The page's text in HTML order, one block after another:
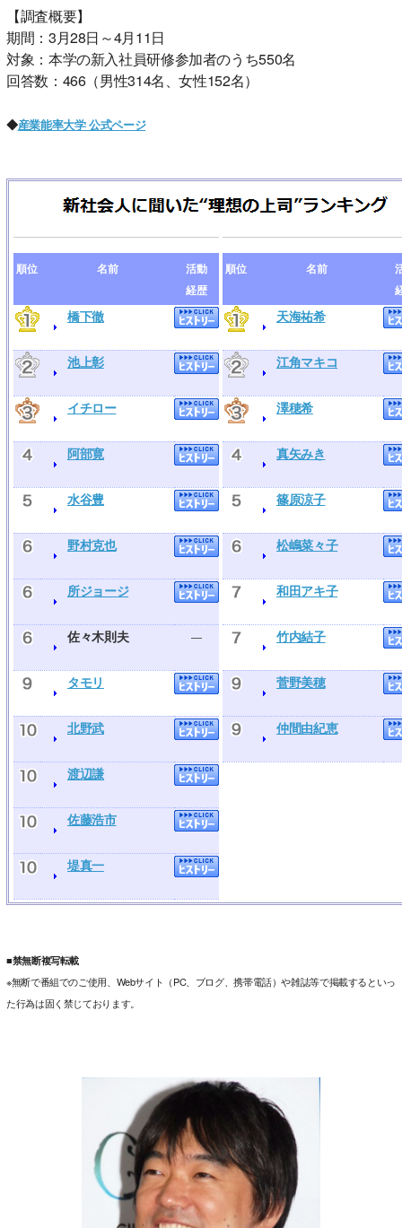
【調査概要】
期間：3月28日～4月11日
対象：本学の新入社員研修参加者のうち550名
回答数：466（男性314名、女性152名）
◆産業能率大学 公式ページ
順位 名前
活動
経歴
橋下徹
池上彰
イチロー
阿部寛
水谷豊
野村克也
所ジョージ
佐々木則夫 ―
タモリ
北野武
渡辺謙
佐藤浩市
堤真一
順位 名前
天海祐希
江角マキコ
澤穂希
真矢みき
篠原涼子
松嶋菜々子
和田アキ子
竹内結子
菅野美穂
仲間由紀恵
■禁無断複写転載
※無断で番組でのご使用、Webサイト（PC、ブログ、携帯電話）や雑誌等で掲載するといっ
た行為は固く禁じております。